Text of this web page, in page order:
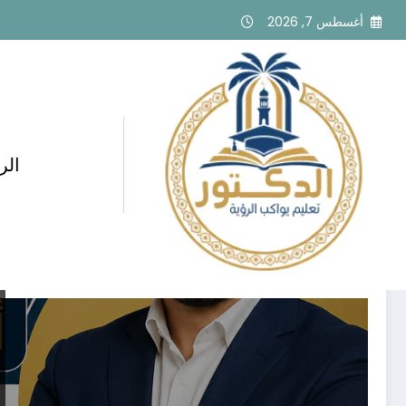
التجاوز
أغسطس 7, 2026
وسم: تدريب التحصيلي